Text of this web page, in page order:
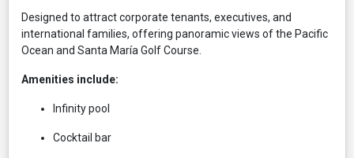
Designed to attract corporate tenants, executives, and
international families, offering panoramic views of the Pacific
Ocean and Santa María Golf Course.
Amenities include:
Infinity pool
Cocktail bar